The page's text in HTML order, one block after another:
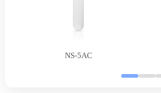
NS-5AC